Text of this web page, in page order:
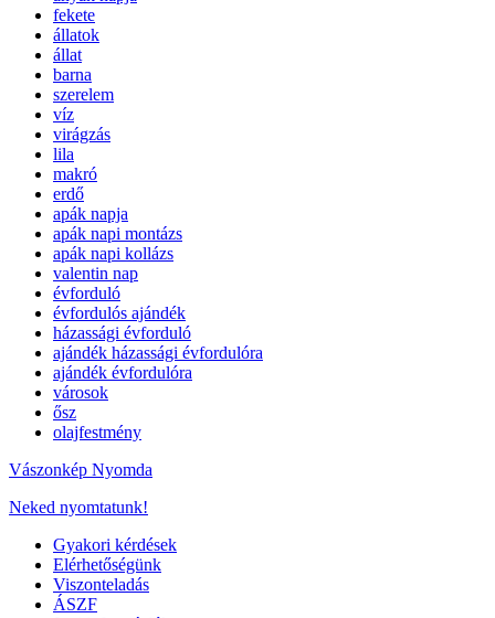
fekete
állatok
állat
barna
szerelem
víz
virágzás
lila
makró
erdő
apák napja
apák napi montázs
apák napi kollázs
valentin nap
évforduló
évfordulós ajándék
házassági évforduló
ajándék házassági évfordulóra
ajándék évfordulóra
városok
ősz
olajfestmény
Vászonkép Nyomda
Neked nyomtatunk!
Gyakori kérdések
Elérhetőségünk
Viszonteladás
ÁSZF